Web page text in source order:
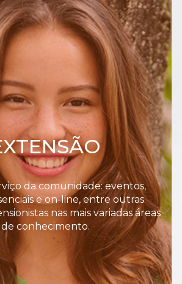
da comunidade: eventos,
e on-line, entre outras
nas mais variadas áreas
de conhecimento.